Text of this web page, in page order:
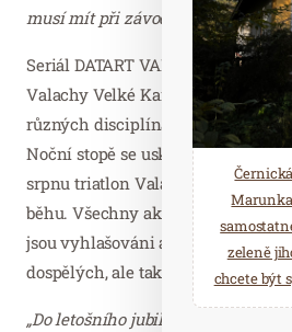
musí mít při závodu čelovku,“
Seriál DATART VALACHY TOUR,
Valachy Velké Karlovice,
různých disciplínách a různých
Noční stopě se uskuteční v
srpnu triatlon Valachy man a v
běhu. Všechny akce jsou bodově
jsou vyhlašováni absolutní
dospělých, ale také dětí a
„Do letošního jubilejního ročníku
zeleně
chcete být